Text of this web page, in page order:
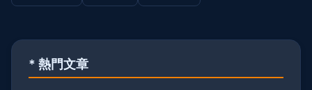
* 熱門文章